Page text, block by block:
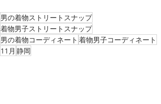
男の着物ストリートスナップ
着物男子ストリートスナップ
男の着物コーディネート 着物男子コーディネート
11月 静岡